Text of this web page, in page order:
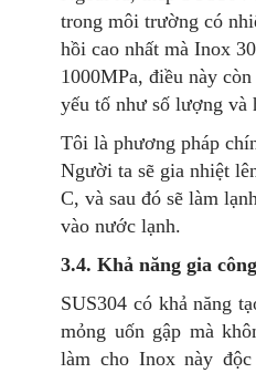
trong môi trường có
hồi cao nhất mà Inox
1000MPa, điều này
yếu tố như số lượng và
Tôi là phương pháp
Người ta sẽ gia nhiệt
C, và sau đó sẽ làm
vào nước lạnh.
3.4. Khả năng gia
SUS304 có khả năng
mỏng uốn gập mà
làm cho Inox này